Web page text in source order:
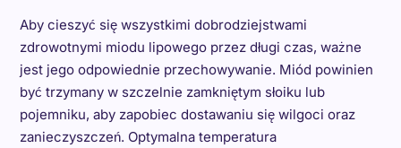
Aby cieszyć się wszystkimi dobrodziejstwami
zdrowotnymi miodu lipowego przez długi czas, ważne
jest jego odpowiednie przechowywanie. Miód powinien
być trzymany w szczelnie zamkniętym słoiku lub
pojemniku, aby zapobiec dostawaniu się wilgoci oraz
zanieczyszczeń. Optymalna temperatura